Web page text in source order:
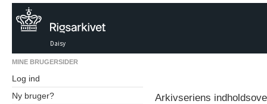
Daisy
MINE BRUGERSIDER
Log ind
Ny bruger?
Arkivseriens